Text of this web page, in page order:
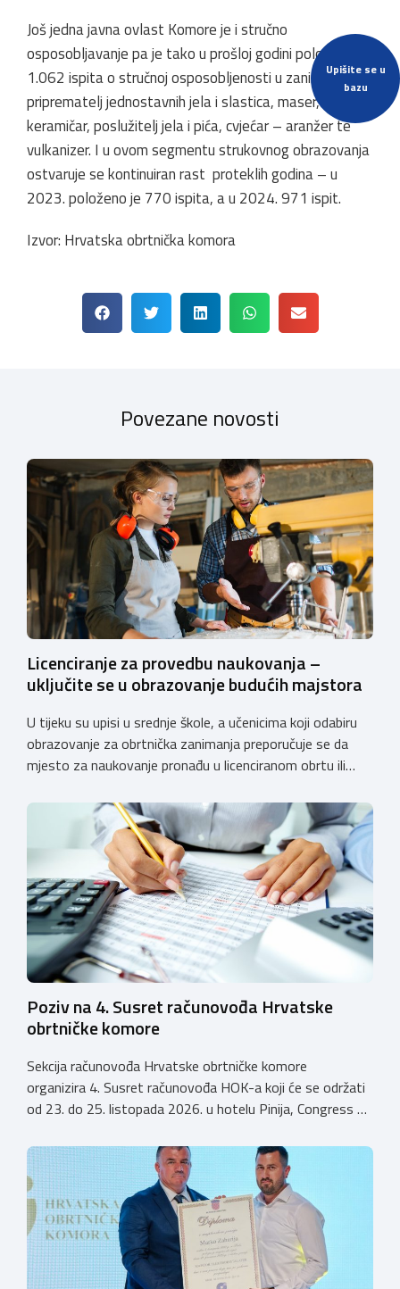
Upišite se u
bazu
Još jedna javna ovlast Komore je i stručno
osposobljavanje pa je tako u prošloj godini položeno
1.062 ispita o stručnoj osposobljenosti u zanimanjima
priprematelj jednostavnih jela i slastica, maser,
keramičar, poslužitelj jela i pića, cvjećar – aranžer te
vulkanizer. I u ovom segmentu strukovnog obrazovanja
ostvaruje se kontinuiran rast proteklih godina – u
2023. položeno je 770 ispita, a u 2024. 971 ispit.
Izvor: Hrvatska obrtnička komora
Povezane novosti
Licenciranje za provedbu naukovanja –
uključite se u obrazovanje budućih majstora
U tijeku su upisi u srednje škole, a učenicima koji odabiru
obrazovanje za obrtnička zanimanja preporučuje se da
mjesto za naukovanje pronađu u licenciranom obrtu ili
koji još nemaju licenciju da pokrenu postupak
licenciranja kako bi budućim učenicima omogućili
kvalitetno i sigurno stjecanje praktičnih znanja, a
istodobno ulagali u razvoj […]
Poziv na 4. Susret računovođa Hrvatske
obrtničke komore
Sekcija računovođa Hrvatske obrtničke komore
organizira 4. Susret računovođa HOK-a koji će se održati
od 23. do 25. listopada 2026. u hotelu Pinija, Congress &
otvoren u petak, 23. listopada 2026. u
poslijepodnevnim, uz uvodno predavanje i pozdrav
domaćina. Tijekom subote, 24. listopada, održavat će se
predavanja, interaktivne radionice te okrugli stolovi na
aktualne teme. […]